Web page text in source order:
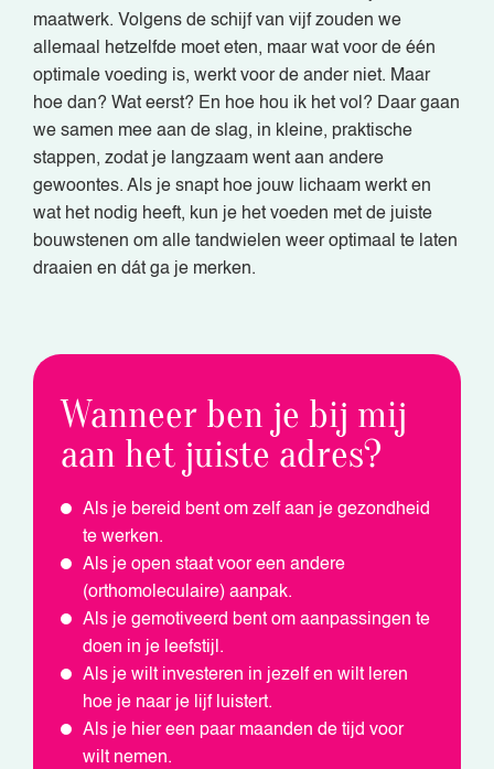
maatwerk. Volgens de schijf van vijf zouden we
allemaal hetzelfde moet eten, maar wat voor de één
optimale voeding is, werkt voor de ander niet. Maar
hoe dan? Wat eerst? En hoe hou ik het vol? Daar gaan
we samen mee aan de slag, in kleine, praktische
stappen, zodat je langzaam went aan andere
gewoontes. Als je snapt hoe jouw lichaam werkt en
wat het nodig heeft, kun je het voeden met de juiste
bouwstenen om alle tandwielen weer optimaal te laten
draaien en dát ga je merken.
Wanneer ben je bij mij
aan het juiste adres?
Als je bereid bent om zelf aan je gezondheid
te werken.
Als je open staat voor een andere
(orthomoleculaire) aanpak.
Als je gemotiveerd bent om aanpassingen te
doen in je leefstijl.
Als je wilt investeren in jezelf en wilt leren
hoe je naar je lijf luistert.
Als je hier een paar maanden de tijd voor
wilt nemen.